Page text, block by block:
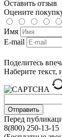
Оставить отзыв
Оцените
Имя
E-mail
Поделитесь
Наберите текст,
Отправить
Перед
8(800) 250-13-15